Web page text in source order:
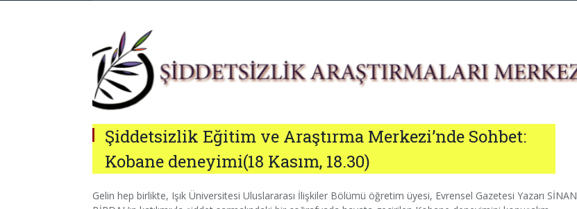
Şiddetsizlik Eğitim ve Araştırma Merkezi’nde Sohbet:
Kobane deneyimi(18 Kasım, 18.30)
Gelin hep birlikte, Işık Üniversitesi Uluslararası İlişkiler Bölümü öğretim üyesi, Evrensel Gazetesi Yazarı SİNAN